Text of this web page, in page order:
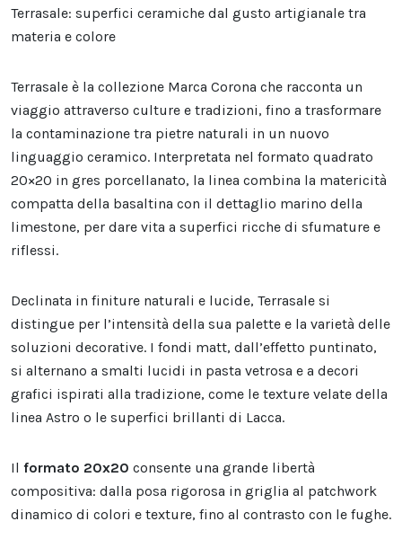
Terrasale: superfici ceramiche dal gusto artigianale tra
materia e colore
Terrasale è la collezione Marca Corona che racconta un
viaggio attraverso culture e tradizioni, fino a trasformare
la contaminazione tra pietre naturali in un nuovo
linguaggio ceramico. Interpretata nel formato quadrato
20×20 in gres porcellanato, la linea combina la matericità
compatta della basaltina con il dettaglio marino della
limestone, per dare vita a superfici ricche di sfumature e
riflessi.
Declinata in finiture naturali e lucide, Terrasale si
distingue per l’intensità della sua palette e la varietà delle
soluzioni decorative. I fondi matt, dall’effetto puntinato,
si alternano a smalti lucidi in pasta vetrosa e a decori
grafici ispirati alla tradizione, come le texture velate della
linea Astro o le superfici brillanti di Lacca.
Il formato 20x20 consente una grande libertà
compositiva: dalla posa rigorosa in griglia al patchwork
dinamico di colori e texture, fino al contrasto con le fughe.